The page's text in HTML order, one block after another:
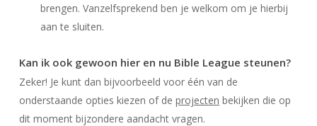
brengen. Vanzelfsprekend ben je welkom om je hierbij
aan te sluiten.
Kan ik ook gewoon hier en nu Bible League steunen?
Zeker! Je kunt dan bijvoorbeeld voor één van de
onderstaande opties kiezen of deprojecten bekijken die op
dit moment bijzondere aandacht vragen.